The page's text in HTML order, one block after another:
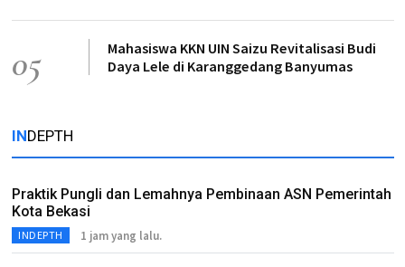
05
Mahasiswa KKN UIN Saizu Revitalisasi Budi
Daya Lele di Karanggedang Banyumas
INDEPTH
Praktik Pungli dan Lemahnya Pembinaan ASN Pemerintah
Kota Bekasi
INDEPTH 1 jam yang lalu.